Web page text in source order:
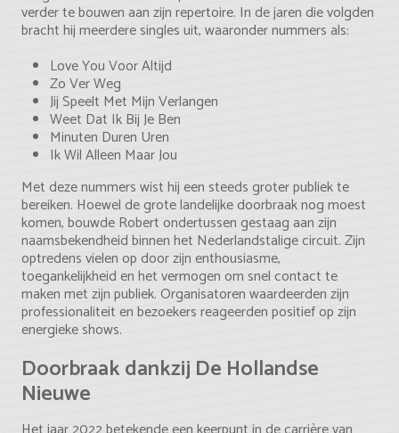
verder te bouwen aan zijn repertoire. In de jaren die volgden
bracht hij meerdere singles uit, waaronder nummers als:
Love You Voor Altijd
Zo Ver Weg
Jij Speelt Met Mijn Verlangen
Weet Dat Ik Bij Je Ben
Minuten Duren Uren
Ik Wil Alleen Maar Jou
Met deze nummers wist hij een steeds groter publiek te
bereiken. Hoewel de grote landelijke doorbraak nog moest
komen, bouwde Robert ondertussen gestaag aan zijn
naamsbekendheid binnen het Nederlandstalige circuit. Zijn
optredens vielen op door zijn enthousiasme,
toegankelijkheid en het vermogen om snel contact te
maken met zijn publiek. Organisatoren waardeerden zijn
professionaliteit en bezoekers reageerden positief op zijn
energieke shows.
Doorbraak dankzij De Hollandse
Nieuwe